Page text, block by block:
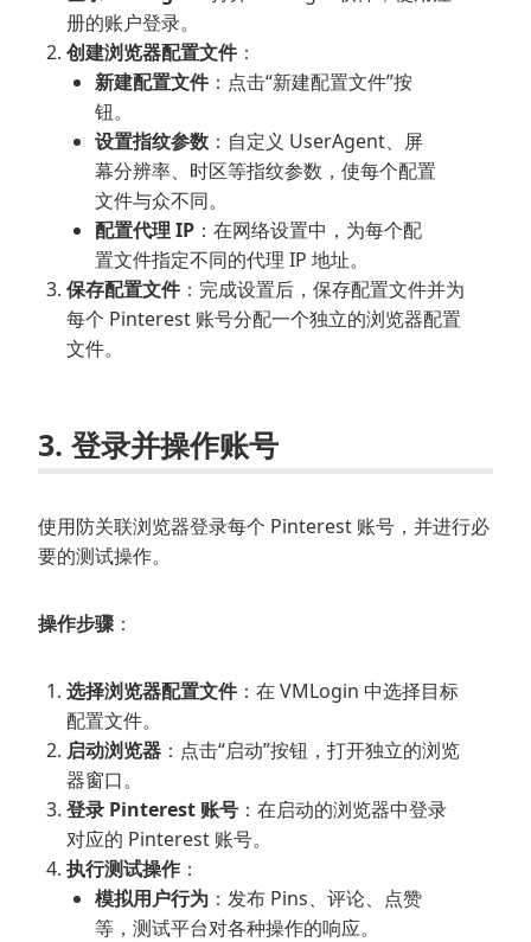
册的账户登录。
创建浏览器配置文件：
新建配置文件：点击“新建配置文件”按
钮。
设置指纹参数 ：自定义 UserAgent、屏
幕分辨率、时区等指纹参数，使每个配置
文件与众不同。
配置代理 IP ：在网络设置中，为每个配
置文件指定不同的代理 IP 地址。
保存配置文件：完成设置后，保存配置文件并为
每个 Pinterest 账号分配一个独立的浏览器配置
文件。
3. 登录并操作账号
使用防关联浏览器登录每个 Pinterest 账号，并进行必
要的测试操作。
操作步骤：
选择浏览器配置文件：在 VMLogin 中选择目标
配置文件。
启动浏览器 ：点击“启动”按钮，打开独立的浏览
器窗口。
登录 Pinterest 账号 ：在启动的浏览器中登录
对应的 Pinterest 账号。
执行测试操作 ：
模拟用户行为 ：发布 Pins、评论、点赞
等，测试平台对各种操作的响应。